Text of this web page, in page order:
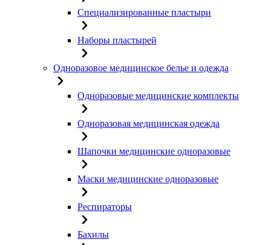
Специализированные пластыри
Наборы пластырей
Одноразовое медицинское белье и одежда
Одноразовые медицинские комплекты
Одноразовая медицинская одежда
Шапочки медицинские одноразовые
Маски медицинские одноразовые
Респираторы
Бахилы